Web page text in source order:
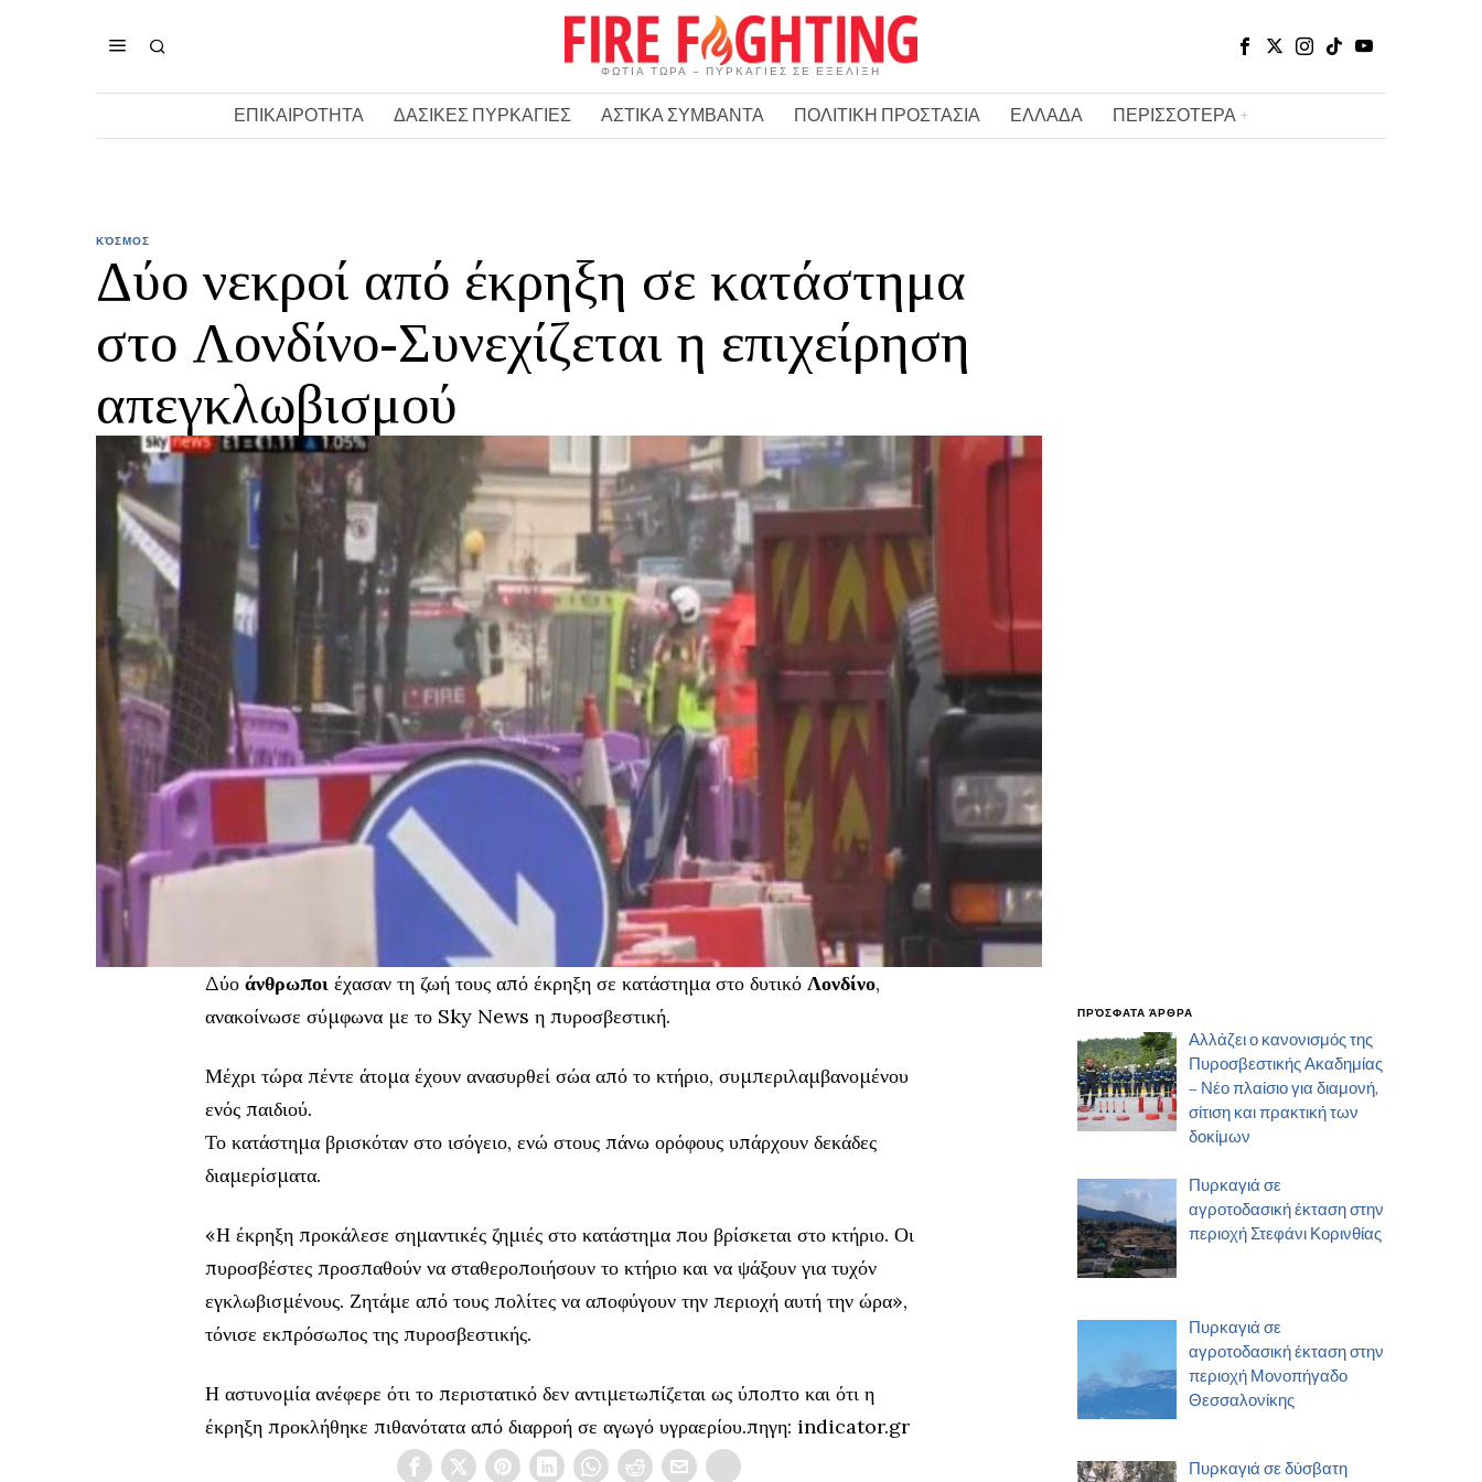
ΦΩΤΙΑ ΤΩΡΑ – ΠΥΡΚΑΓΙΕΣ ΣΕ ΕΞΕΛΙΞΗ
ΕΠΙΚΑΙΡΟΤΗΤΑ ΔΑΣΙΚΕΣ ΠΥΡΚΑΓΙΕΣ ΑΣΤΙΚΑ ΣΥΜΒΑΝΤΑ ΠΟΛΙΤΙΚΗ ΠΡΟΣΤΑΣΙΑ ΕΛΛΑΔΑ ΠΕΡΙΣΣΟΤΕΡΑ
ΚΌΣΜΟΣ
Δύο νεκροί από έκρηξη σε κατάστημα
στο Λονδίνο-Συνεχίζεται η επιχείρηση
απεγκλωβισμού
Δύο άνθρωποι έχασαν τη ζωή τους από έκρηξη σε κατάστημα στο δυτικό Λονδίνο,
ανακοίνωσε σύμφωνα με το Sky News η πυροσβεστική.
Μέχρι τώρα πέντε άτομα έχουν ανασυρθεί σώα από το κτήριο, συμπεριλαμβανομένου
ενός παιδιού.
Το κατάστημα βρισκόταν στο ισόγειο, ενώ στους πάνω ορόφους υπάρχουν δεκάδες
διαμερίσματα.
«Η έκρηξη προκάλεσε σημαντικές ζημιές στο κατάστημα που βρίσκεται στο κτήριο. Οι
πυροσβέστες προσπαθούν να σταθεροποιήσουν το κτήριο και να ψάξουν για τυχόν
εγκλωβισμένους. Ζητάμε από τους πολίτες να αποφύγουν την περιοχή αυτή την ώρα»,
τόνισε εκπρόσωπος της πυροσβεστικής.
Η αστυνομία ανέφερε ότι το περιστατικό δεν αντιμετωπίζεται ως ύποπτο και ότι η
έκρηξη προκλήθηκε πιθανότατα από διαρροή σε αγωγό υγραερίου.πηγη: indicator.gr
ΠΡΌΣΦΑΤΑ ΆΡΘΡΑ
Αλλάζει ο κανονισμός της
Πυροσβεστικής Ακαδημίας
– Νέο πλαίσιο για διαμονή,
σίτιση και πρακτική των
δοκίμων
Πυρκαγιά σε
αγροτοδασική έκταση στην
περιοχή Στεφάνι Κορινθίας
Πυρκαγιά σε
αγροτοδασική έκταση στην
περιοχή Μονοπήγαδο
Θεσσαλονίκης
Πυρκαγιά σε δύσβατη